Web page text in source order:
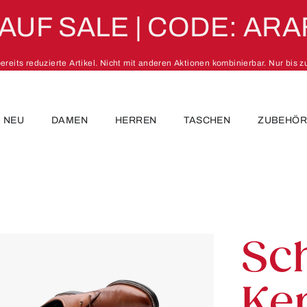
SALE | CODE:
reduzierte Artikel. Nicht mit anderen Aktionen kombinierbar. Nur bis
NEU DAMEN HERREN TASCHEN ZUBEHÖR